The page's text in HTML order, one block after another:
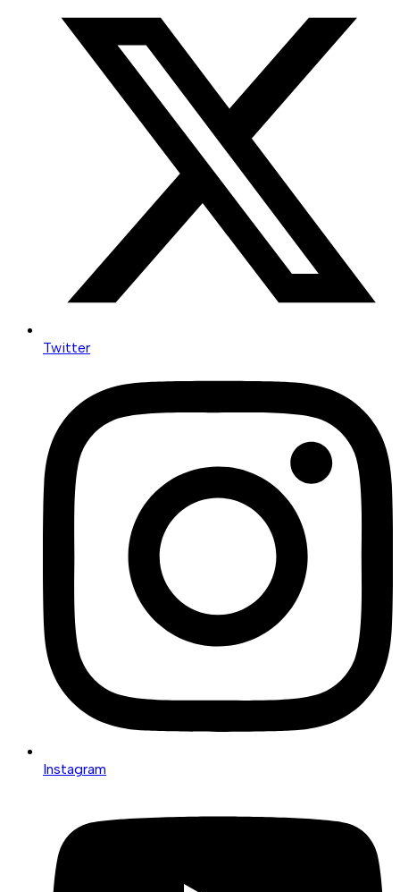
Twitter
Instagram